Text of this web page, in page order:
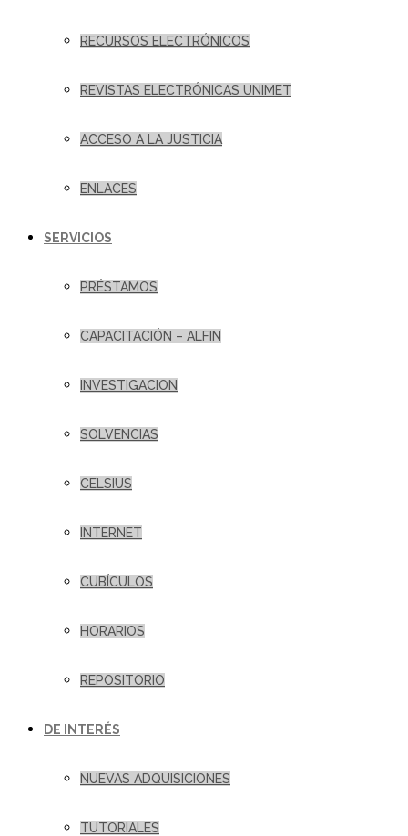
RECURSOS ELECTRÓNICOS
REVISTAS ELECTRÓNICAS UNIMET
ACCESO A LA JUSTICIA
ENLACES
SERVICIOS
PRÉSTAMOS
CAPACITACIÓN – ALFIN
INVESTIGACION
SOLVENCIAS
CELSIUS
INTERNET
CUBÍCULOS
HORARIOS
REPOSITORIO
DE INTERÉS
NUEVAS ADQUISICIONES
TUTORIALES